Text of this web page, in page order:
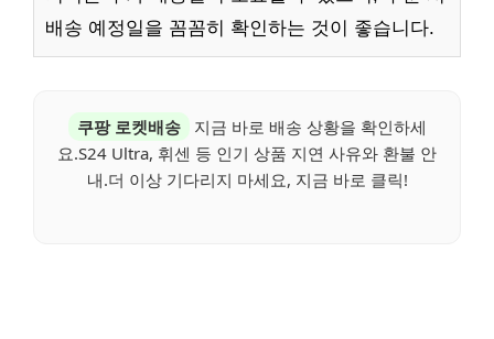
배송 예정일을 꼼꼼히 확인하는 것이 좋습니다.
쿠팡 로켓배송
지금 바로 배송 상황을 확인하세
요.S24 Ultra, 휘센 등 인기 상품 지연 사유와 환불 안
내.더 이상 기다리지 마세요, 지금 바로 클릭!